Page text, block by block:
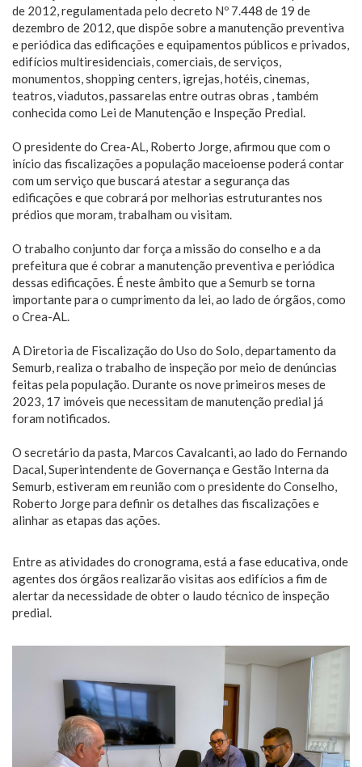
de 2012, regulamentada pelo decreto Nº 7.448 de 19 de
dezembro de 2012, que dispõe sobre a manutenção preventiva
e periódica das edificações e equipamentos públicos e privados,
edifícios multiresidenciais, comerciais, de serviços,
monumentos, shopping centers, igrejas, hotéis, cinemas,
teatros, viadutos, passarelas entre outras obras , também
conhecida como Lei de Manutenção e Inspeção Predial.
O presidente do Crea-AL, Roberto Jorge, afirmou que com o
início das fiscalizações a população maceioense poderá contar
com um serviço que buscará atestar a segurança das
edificações e que cobrará por melhorias estruturantes nos
prédios que moram, trabalham ou visitam.
O trabalho conjunto dar força a missão do conselho e a da
prefeitura que é cobrar a manutenção preventiva e periódica
dessas edificações. É neste âmbito que a Semurb se torna
importante para o cumprimento da lei, ao lado de órgãos, como
o Crea-AL.
A Diretoria de Fiscalização do Uso do Solo, departamento da
Semurb, realiza o trabalho de inspeção por meio de denúncias
feitas pela população. Durante os nove primeiros meses de
2023, 17 imóveis que necessitam de manutenção predial já
foram notificados.
O secretário da pasta, Marcos Cavalcanti, ao lado do Fernando
Dacal, Superintendente de Governança e Gestão Interna da
Semurb, estiveram em reunião com o presidente do Conselho,
Roberto Jorge para definir os detalhes das fiscalizações e
alinhar as etapas das ações.
Entre as atividades do cronograma, está a fase educativa, onde
agentes dos órgãos realizarão visitas aos edifícios a fim de
alertar da necessidade de obter o laudo técnico de inspeção
predial.